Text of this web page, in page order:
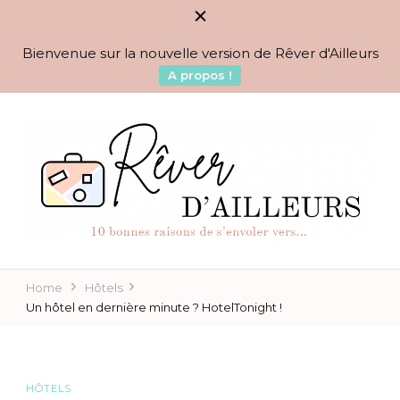
Bienvenue sur la nouvelle version de Rêver d'Ailleurs
A propos !
Rêver d'Ailleurs – 10
raisons de s'envoler vers…
BLOG VOYAGES DEPUIS 2010
Home
Hôtels
Un hôtel en dernière minute ? HotelTonight !
HÔTELS